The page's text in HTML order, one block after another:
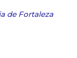
de Fortaleza